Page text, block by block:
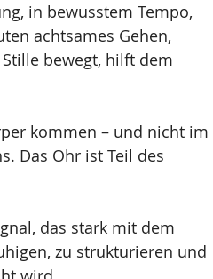
in bewusstem Tempo,
achtsames Gehen,
bewegt, hilft dem
kommen – und nicht im
Das Ohr ist Teil des
das stark mit dem
zu strukturieren und